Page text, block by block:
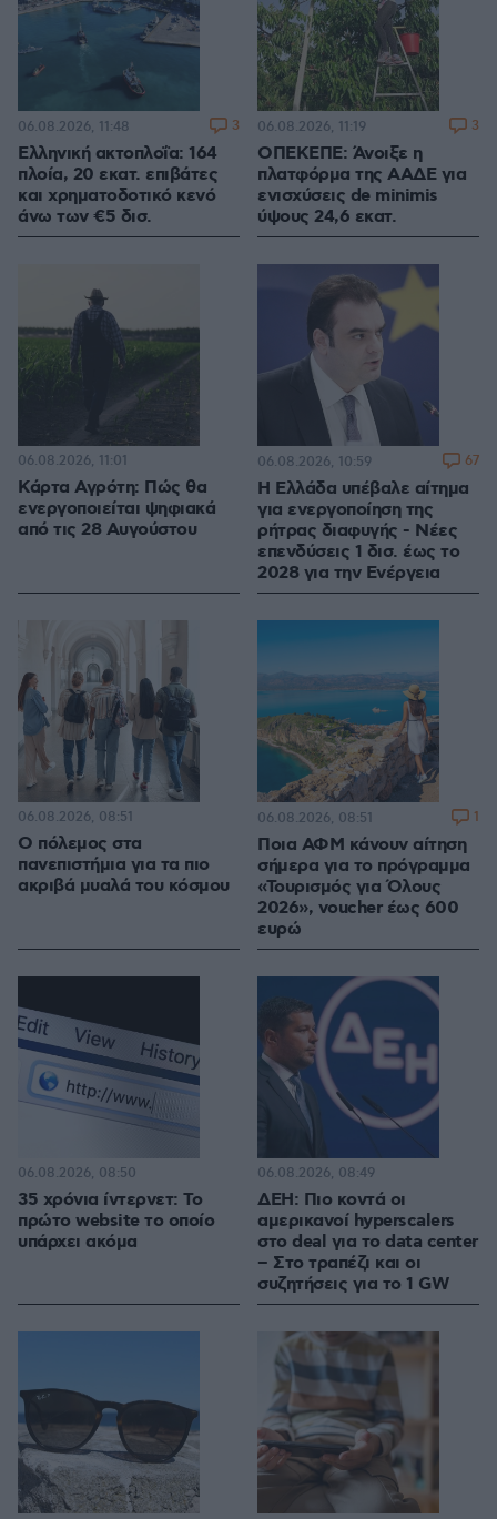
Ελληνική ακτοπλοΐα: 164
πλοία, 20 εκατ. επιβάτες
και χρηματοδοτικό κενό
άνω των €5 δισ.
06.08.2026, 11:48 3
ΟΠΕΚΕΠΕ: Άνοιξε η
πλατφόρμα της ΑΑΔΕ για
ενισχύσεις de minimis
ύψους 24,6 εκατ.
06.08.2026, 11:19 3
Κάρτα Αγρότη: Πώς θα
ενεργοποιείται ψηφιακά
από τις 28 Αυγούστου
06.08.2026, 11:01
Η Ελλάδα υπέβαλε αίτημα
για ενεργοποίηση της
ρήτρας διαφυγής - Νέες
επενδύσεις 1 δισ. έως το
2028 για την Ενέργεια
06.08.2026, 10:59 67
Ο πόλεμος στα
πανεπιστήμια για τα πιο
ακριβά μυαλά του κόσμου
06.08.2026, 08:51
Ποια ΑΦΜ κάνουν αίτηση
σήμερα για το πρόγραμμα
«Τουρισμός για Όλους
2026», voucher έως 600
ευρώ
06.08.2026, 08:51 1
35 χρόνια ίντερνετ: Το
πρώτο website το οποίο
υπάρχει ακόμα
06.08.2026, 08:50
ΔΕΗ: Πιο κοντά οι
αμερικανοί hyperscalers
στο deal για το data center
– Στο τραπέζι και οι
συζητήσεις για το 1 GW
06.08.2026, 08:49